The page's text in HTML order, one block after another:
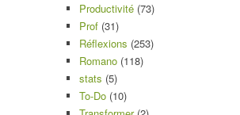
Productivité (73)
Prof (31)
Réflexions (253)
Romano (118)
stats (5)
To-Do (10)